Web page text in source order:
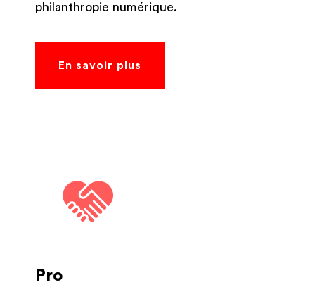
philanthropie numérique.
En savoir plus
Pro